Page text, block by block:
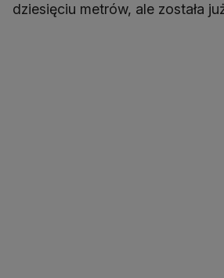
dziesięciu metrów, ale została